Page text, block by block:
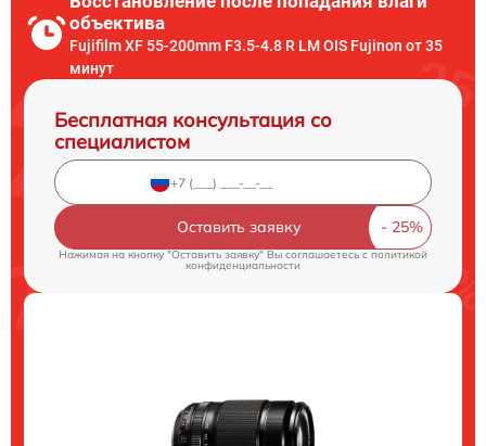
объектива
Fujifilm XF 55-200mm F3.5-4.8 R LM OIS Fujinon от 35
минут
Бесплатная консультация со
специалистом
Оставить заявку
Нажимая на кнопку "Оставить заявку" Вы соглашаетесь c политикой
конфиденциальности